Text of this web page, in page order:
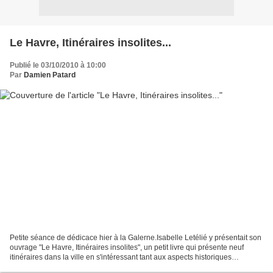
Le Havre, Itinéraires insolites...
Publié le 03/10/2010 à 10:00
Par Damien Patard
Petite séance de dédicace hier à la Galerne.Isabelle Letélié y présentait son
ouvrage "Le Havre, Itinéraires insolites", un petit livre qui présente neuf
itinéraires dans la ville en s'intéressant tant aux aspects historiques